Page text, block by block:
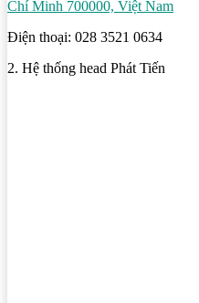
Chí Minh 700000, Việt Nam
Điện thoại: 028 3521 0634
2. Hệ thống head Phát Tiến